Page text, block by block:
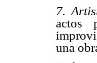
7.
actos
una